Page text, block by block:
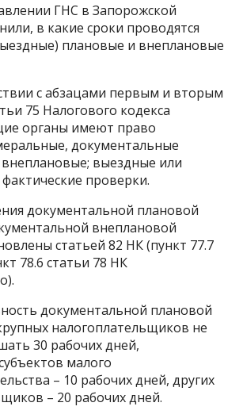
ГНС в Запорожской
в какие сроки проводятся
плановые и внеплановые
с абзацами первым и вторым
75 Налогового кодекса
органы имеют право
документальные
выездные или
проверки.
документальной плановой
внеплановой
статьей 82 НК (пункт 77.7
78.6 статьи 78 НК
документальной плановой
налогоплательщиков не
30 рабочих дней,
малого
– 10 рабочих дней, других
– 20 рабочих дней.